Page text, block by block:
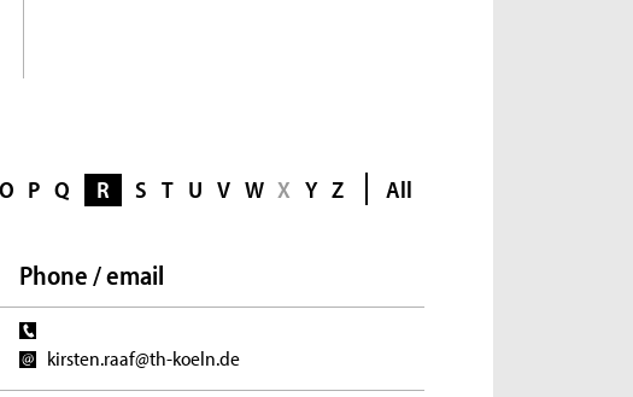
O P Q R S T U V W X Y Z All
Phone / email
kirsten.raaf@th-koeln.de